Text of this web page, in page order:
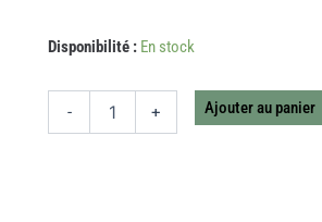
Disponibilité : En stock
-
quantité
+ Ajouter au panier